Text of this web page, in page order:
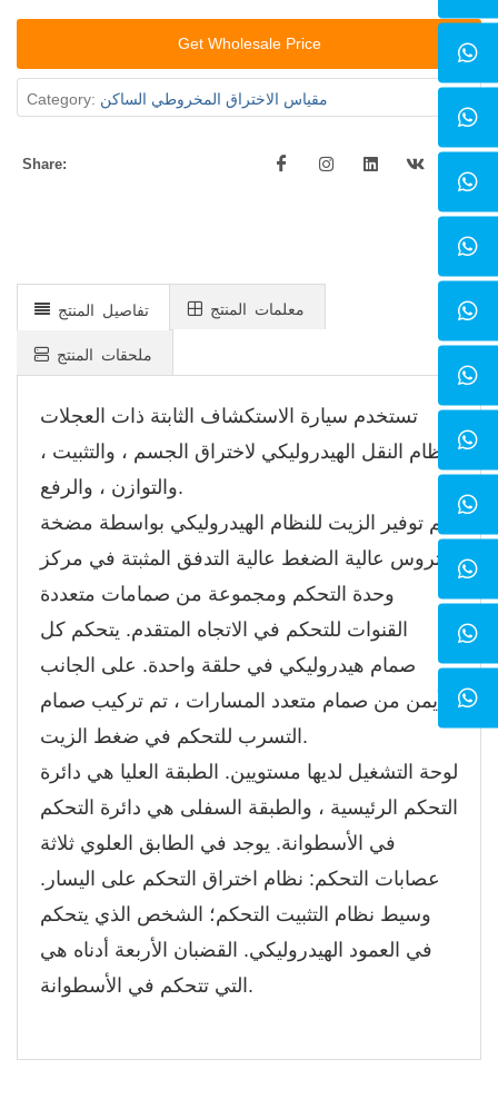
Get Wholesale Price
Category: مقياس الاختراق المخروطي الساكن
Share:
تفاصيل المنتج معلمات المنتج
ملحقات المنتج
تستخدم سيارة الاستكشاف الثابتة ذات العجلات
نظام النقل الهيدروليكي لاختراق الجسم ، والتثبيت ،
والتوازن ، والرفع.
يتم توفير الزيت للنظام الهيدروليكي بواسطة مضخة
التروس عالية الضغط عالية التدفق المثبتة في مركز
وحدة التحكم ومجموعة من صمامات متعددة
القنوات للتحكم في الاتجاه المتقدم. يتحكم كل
صمام هيدروليكي في حلقة واحدة. على الجانب
الأيمن من صمام متعدد المسارات ، تم تركيب صمام
التسرب للتحكم في ضغط الزيت.
لوحة التشغيل لديها مستويين. الطبقة العليا هي دائرة
التحكم الرئيسية ، والطبقة السفلى هي دائرة التحكم
في الأسطوانة. يوجد في الطابق العلوي ثلاثة
عصابات التحكم: نظام اختراق التحكم على اليسار.
وسيط نظام التثبيت التحكم؛ الشخص الذي يتحكم
في العمود الهيدروليكي. القضبان الأربعة أدناه هي
التي تتحكم في الأسطوانة.